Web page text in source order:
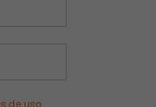
de uso